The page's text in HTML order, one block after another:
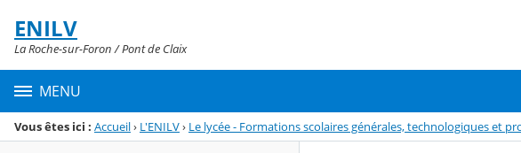
Menu de la rubrique
Contenu
ENILV
La Roche-sur-Foron / Pont de Claix
MENU
Vous êtes ici : Accueil› L'ENILV› Le lycée - Formations scolaires générales, technologiques et